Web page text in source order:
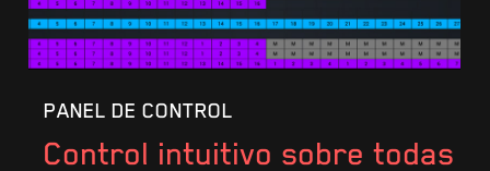
PANEL DE CONTROL
Control intuitivo sobre todas